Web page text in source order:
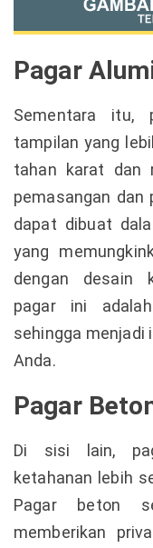
Pagar
Sementara itu,
tampilan yang
tahan karat dan
pemasangan dan
dapat dibuat
yang
dengan desain
pagar ini
sehingga menjadi
Anda.
Pagar
Di sisi lain,
ketahanan lebih
Pagar beton
memberikan